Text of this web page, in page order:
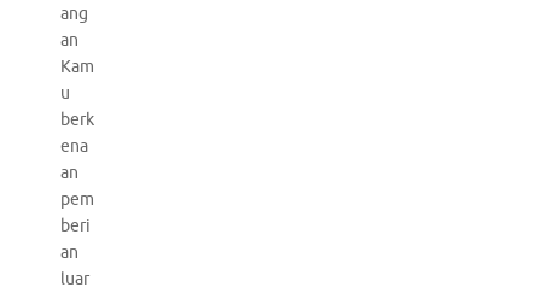
ang
an
Kam
u
berk
ena
an
pem
beri
an
luar